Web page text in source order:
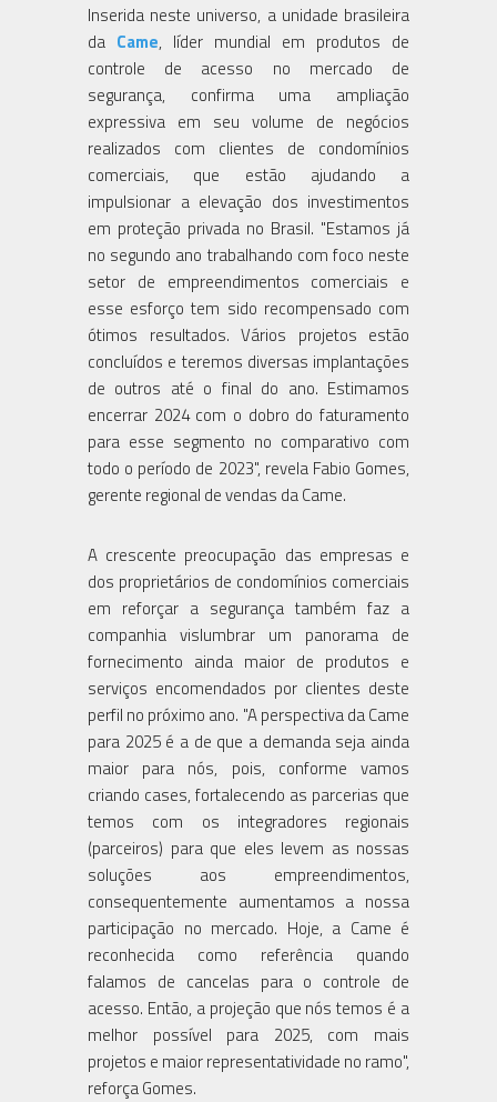
Inserida neste universo, a unidade brasileira
da Came, líder mundial em produtos de
controle de acesso no mercado de
segurança, confirma uma ampliação
expressiva em seu volume de negócios
realizados com clientes de condomínios
comerciais, que estão ajudando a
impulsionar a elevação dos investimentos
em proteção privada no Brasil. "Estamos já
no segundo ano trabalhando com foco neste
setor de empreendimentos comerciais e
esse esforço tem sido recompensado com
ótimos resultados. Vários projetos estão
concluídos e teremos diversas implantações
de outros até o final do ano. Estimamos
encerrar 2024 com o dobro do faturamento
para esse segmento no comparativo com
todo o período de 2023", revela Fabio Gomes,
gerente regional de vendas da Came.
A crescente preocupação das empresas e
dos proprietários de condomínios comerciais
em reforçar a segurança também faz a
companhia vislumbrar um panorama de
fornecimento ainda maior de produtos e
serviços encomendados por clientes deste
perfil no próximo ano. "A perspectiva da Came
para 2025 é a de que a demanda seja ainda
maior para nós, pois, conforme vamos
criando cases, fortalecendo as parcerias que
temos com os integradores regionais
(parceiros) para que eles levem as nossas
soluções aos empreendimentos,
consequentemente aumentamos a nossa
participação no mercado. Hoje, a Came é
reconhecida como referência quando
falamos de cancelas para o controle de
acesso. Então, a projeção que nós temos é a
melhor possível para 2025, com mais
projetos e maior representatividade no ramo",
reforça Gomes.